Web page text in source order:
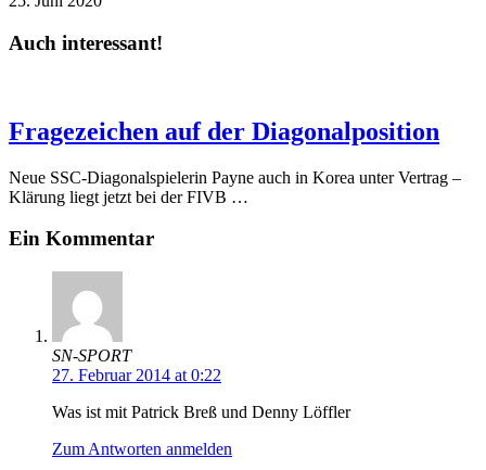
Auch interessant!
Fragezeichen auf der Diagonalposition
Neue SSC-Diagonalspielerin Payne auch in Korea unter Vertrag –
Klärung liegt jetzt bei der FIVB …
Ein Kommentar
SN-SPORT
27. Februar 2014 at 0:22
Was ist mit Patrick Breß und Denny Löffler
Zum Antworten anmelden